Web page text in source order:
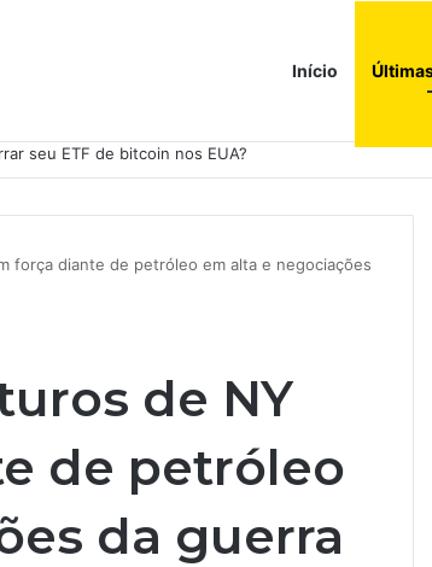
Início
enfrenta um mundo de dificuldades
força diante de petróleo em alta e negociações
de NY
de petróleo
da guerra